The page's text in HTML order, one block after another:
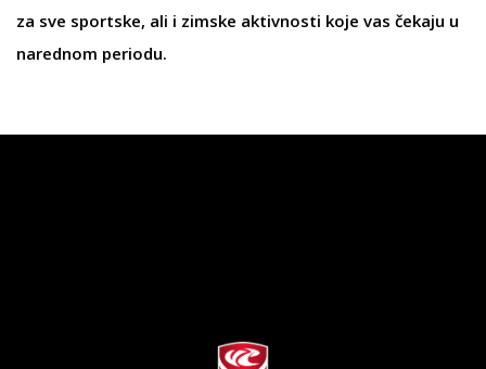
za sve sportske, ali i zimske aktivnosti koje vas čekaju u
narednom periodu.